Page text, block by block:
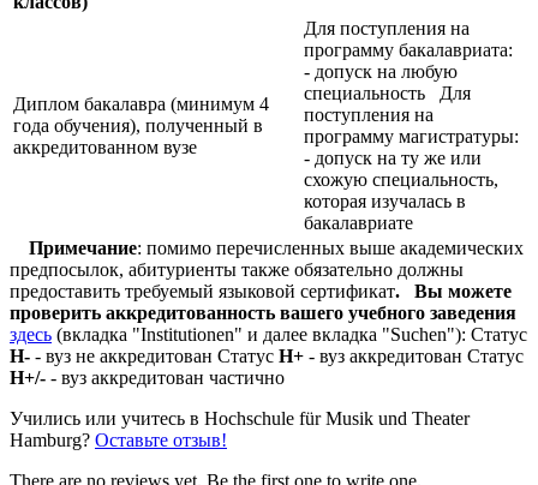
Диплом бакалавра (минимум 4
года обучения), полученный в
аккредитованном вузе
Для поступления на
программу бакалавриата:
- допуск на любую
специальность Для
поступления на
программу магистратуры:
- допуск на ту же или
схожую специальность,
которая изучалась в
бакалавриате
Примечание: помимо перечисленных выше академических
предпосылок, абитуриенты также обязательно должны
предоставить требуемый языковой сертификат.
Вы можете
проверить аккредитованность вашего учебного заведения
здесь (вкладка "Institutionen" и далее вкладка "Suchen"): Статус
Н- - вуз не аккредитован Статус Н+ - вуз аккредитован Статус
Н+/- - вуз аккредитован частично
Учились или учитесь в Hochschule für Musik und Theater
Hamburg? Оставьте отзыв!
There are no reviews yet. Be the first one to write one.